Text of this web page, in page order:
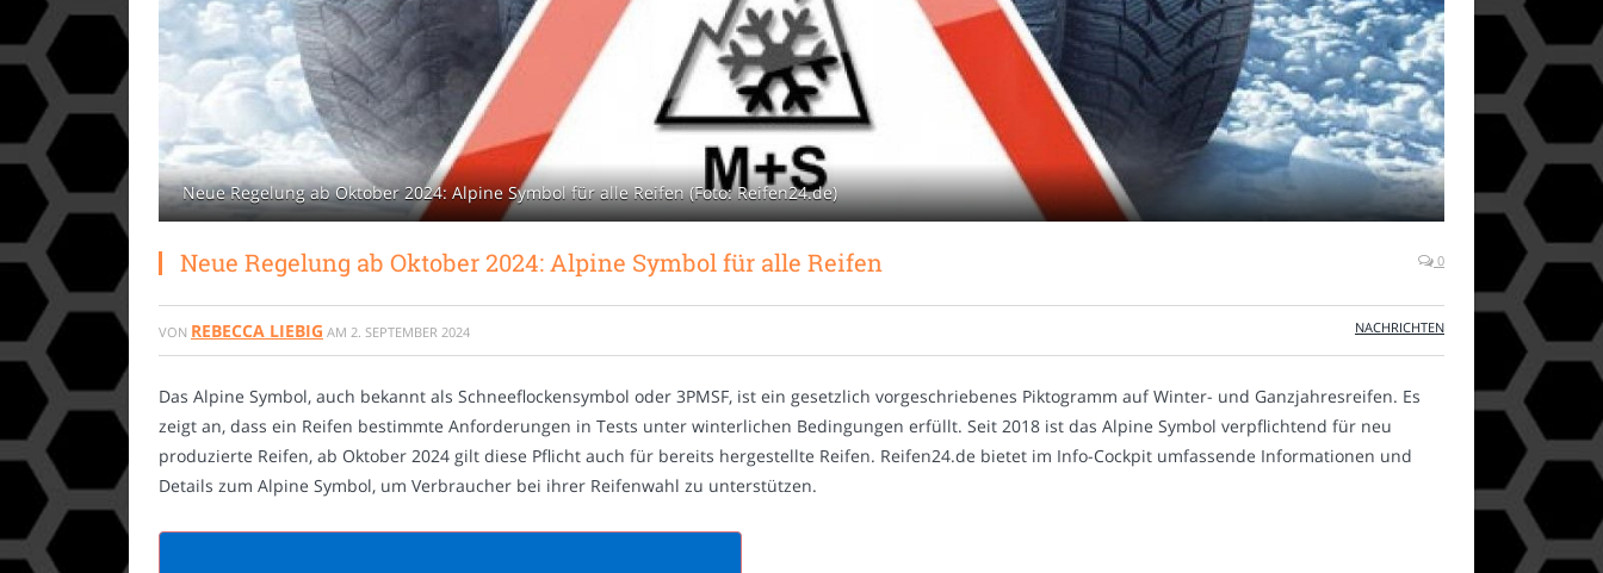
Neue Regelung ab Oktober 2024: Alpine Symbol für alle Reifen (Foto: Reifen24.de)
Neue Regelung ab Oktober 2024: Alpine Symbol für alle Reifen 0
VON REBECCA LIEBIG AM 2. SEPTEMBER 2024 NACHRICHTEN
Das Alpine Symbol, auch bekannt als Schneeflockensymbol oder 3PMSF, ist ein gesetzlich vorgeschriebenes Piktogramm auf Winter- und Ganzjahresreifen. Es
zeigt an, dass ein Reifen bestimmte Anforderungen in Tests unter winterlichen Bedingungen erfüllt. Seit 2018 ist das Alpine Symbol verpflichtend für neu
produzierte Reifen, ab Oktober 2024 gilt diese Pflicht auch für bereits hergestellte Reifen. Reifen24.de bietet im Info-Cockpit umfassende Informationen und
Details zum Alpine Symbol, um Verbraucher bei ihrer Reifenwahl zu unterstützen.